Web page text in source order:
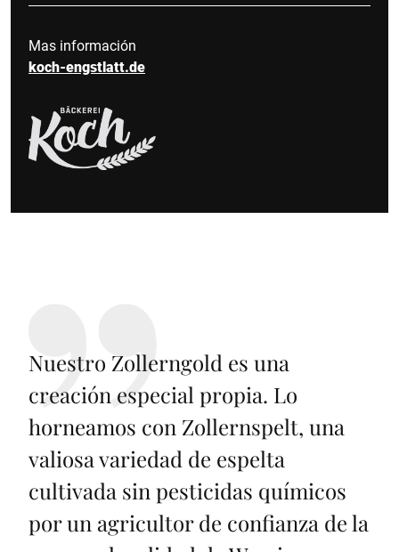
Mas información
koch-engstlatt.de
Nuestro Zollerngold es una
creación especial propia. Lo
horneamos con Zollernspelt, una
valiosa variedad de espelta
cultivada sin pesticidas químicos
por un agricultor de confianza de la